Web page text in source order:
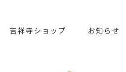
吉祥寺ショップ お知らせ